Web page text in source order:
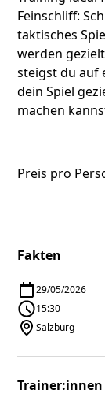
Fakten
29/05/2026
15:30
Salzburg
Trainer:innen
Feinschliff:
taktisches
werden
steigst du auf
dein Spiel
machen
Preis pro